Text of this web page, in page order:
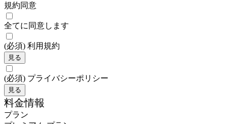
規約同意
全てに同意します
(必須) 利用規約
見る
(必須) プライバシーポリシー
見る
料金情報
プラン